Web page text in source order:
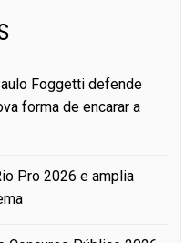
Foggetti defende
forma de encarar a
Pro 2026 e amplia